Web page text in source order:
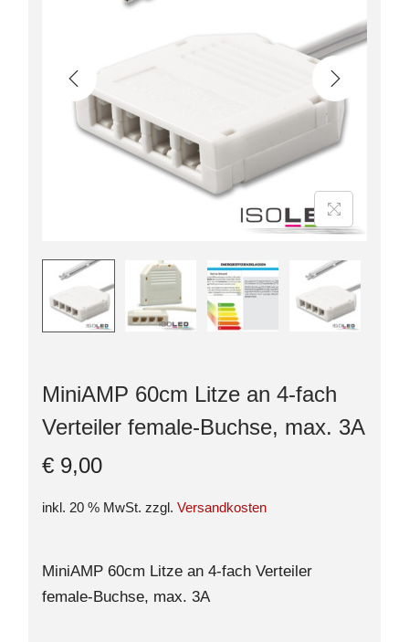
MiniAMP 60cm Litze an 4-fach
Verteiler female-Buchse, max. 3A
€ 9,00
inkl. 20 % MwSt. zzgl. Versandkosten
MiniAMP 60cm Litze an 4-fach Verteiler
female-Buchse, max. 3A